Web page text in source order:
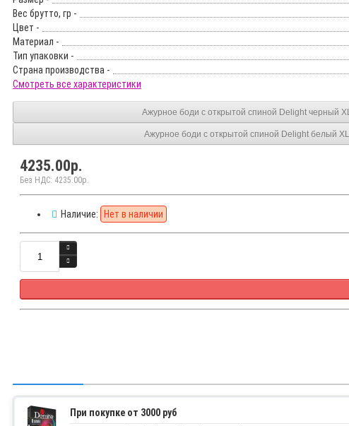
Вес брутто, гр -
Цвет -
Материал -
Тип упаковки -
Страна производства -
Смотреть все характеристики
Ажурное боди с открытой спиной Delight черный XL
Ажурное боди с открытой спиной Delight белый XL
4235.00р.
Без НДС: 4235.00р.
Наличие: Нет в наличии
При покупке от 3000 руб